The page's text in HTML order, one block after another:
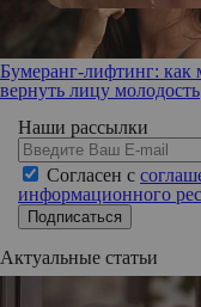
Бумеранг-лифтинг: как
вернуть лицу молодость
Наши рассылки
Согласен с
информационного
Подписаться
Актуальные статьи